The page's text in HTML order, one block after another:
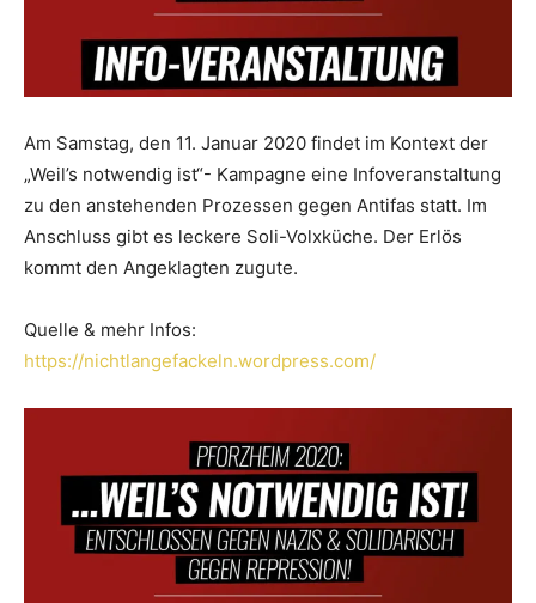
Am Samstag, den 11. Januar 2020 findet im Kontext der
„Weil’s notwendig ist“- Kampagne eine Infoveranstaltung
zu den anstehenden Prozessen gegen Antifas statt. Im
Anschluss gibt es leckere Soli-Volxküche. Der Erlös
kommt den Angeklagten zugute.
Quelle & mehr Infos:
https://nichtlangefackeln.wordpress.com/